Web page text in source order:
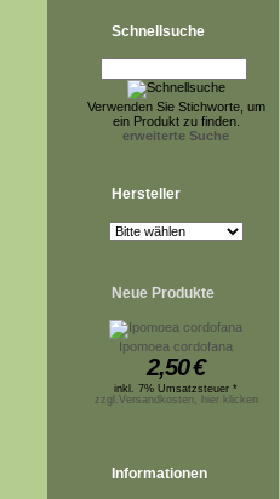
Schnellsuche
Verwenden Sie Stichworte, um
ein Produkt zu finden.
erweiterte Suche
Hersteller
Neue Produkte
Ipomoea cordofana
2,50€
inkl. 7% Umsatzsteuer *
zzgl.Versandkosten, hier klicken
Informationen